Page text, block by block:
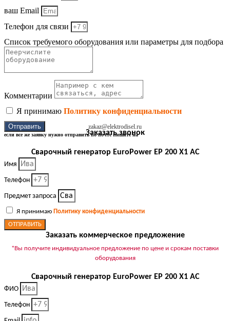
ваш Email
Телефон для связи
Список требуемого оборудования или параметры для подбора
Комментарии
Я принимаю Политику конфиденциальности
Отправить
если все же заявку нужно отправить по почте пишите на
zakaz@elektrodisel.ru
Заказать звонок
Сварочный генератор EuroPower EP 200 X1 AC
Имя
Телефон
Предмет запроса
Я принимаю Политику конфиденциальности
ОТПРАВИТЬ
Заказать коммерческое предложение
*Вы получите индивидуальное предложение по цене и срокам поставки
оборудования
Сварочный генератор EuroPower EP 200 X1 AC
ФИО
Телефон